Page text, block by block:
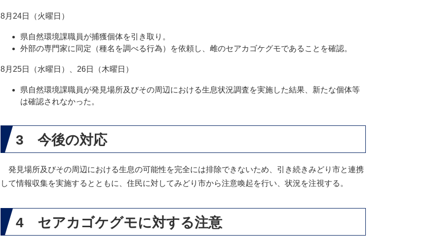
8月24日（火曜日）
県自然環境課職員が捕獲個体を引き取り。
外部の専門家に同定（種名を調べる行為）を依頼し、雌のセアカゴケグモであることを確認。
8月25日（水曜日）、26日（木曜日）
県自然環境課職員が発見場所及びその周辺における生息状況調査を実施した結果、新たな個体等
は確認されなかった。
3 今後の対応
発見場所及びその周辺における生息の可能性を完全には排除できないため、引き続きみどり市と連携
して情報収集を実施するとともに、住民に対してみどり市から注意喚起を行い、状況を注視する。
4 セアカゴケグモに対する注意